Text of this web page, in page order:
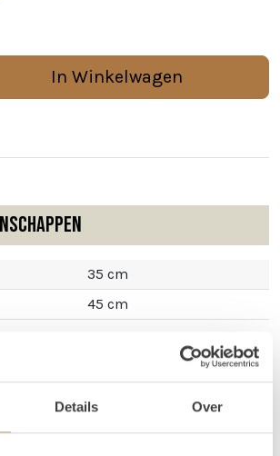
Details Over
In Winkelwagen
35 cm
45 cm